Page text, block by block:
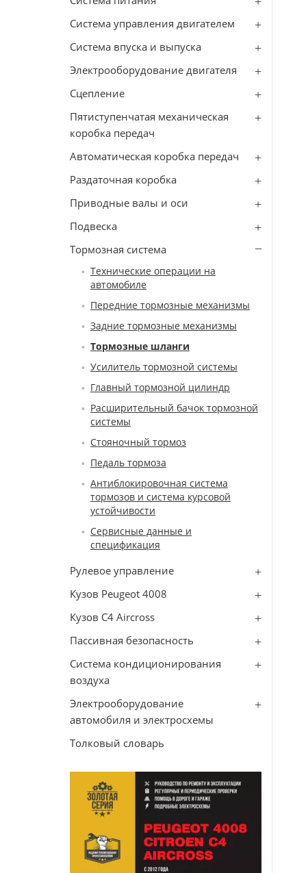
Система управления двигателем
Система впуска и выпуска
Электрооборудование двигателя
Сцепление
Пятиступенчатая механическая
коробка передач
Автоматическая коробка передач
Раздаточная коробка
Приводные валы и оси
Подвеска
Тормозная система
Технические операции на
автомобиле
Передние тормозные механизмы
Задние тормозные механизмы
Тормозные шланги
Усилитель тормозной системы
Главный тормозной цилиндр
Расширительный бачок тормозной
системы
Стояночный тормоз
Педаль тормоза
Антиблокировочная система
тормозов и система курсовой
устойчивости
Сервисные данные и
спецификация
Рулевое управление
Кузов Peugeot 4008
Кузов C4 Aircross
Пассивная безопасность
Система кондиционирования
воздуха
Электрооборудование
автомобиля и электросхемы
Толковый словарь